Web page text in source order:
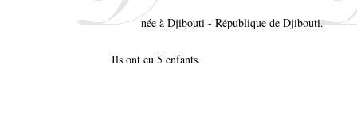
née à Djibouti - République de Djibouti.
Ils ont eu 5 enfants.